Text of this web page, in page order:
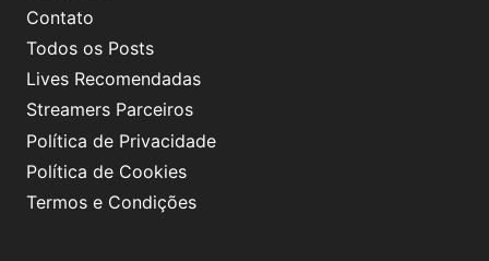
Contato
Todos os Posts
Lives Recomendadas
Streamers Parceiros
Política de Privacidade
Política de Cookies
Termos e Condições